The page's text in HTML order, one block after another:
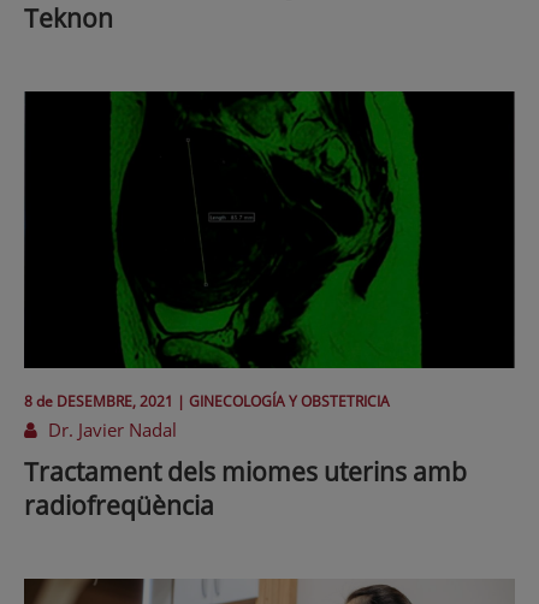
Teknon
8 de DESEMBRE, 2021 | GINECOLOGÍA Y OBSTETRICIA
Dr. Javier Nadal
Tractament dels miomes uterins amb
radiofreqüència